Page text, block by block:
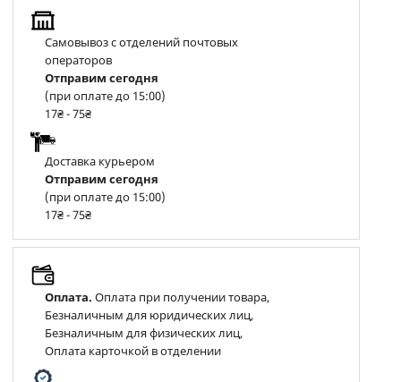
Самовывоз с отделений почтовых
операторов
Отправим сегодня
(при оплате до 15:00)
17₴ - 75₴
Доставка курьером
Отправим сегодня
(при оплате до 15:00)
17₴ - 75₴
Оплата. Оплата при получении товара,
Безналичным для юридических лиц,
Безналичным для физических лиц,
Оплата карточкой в отделении